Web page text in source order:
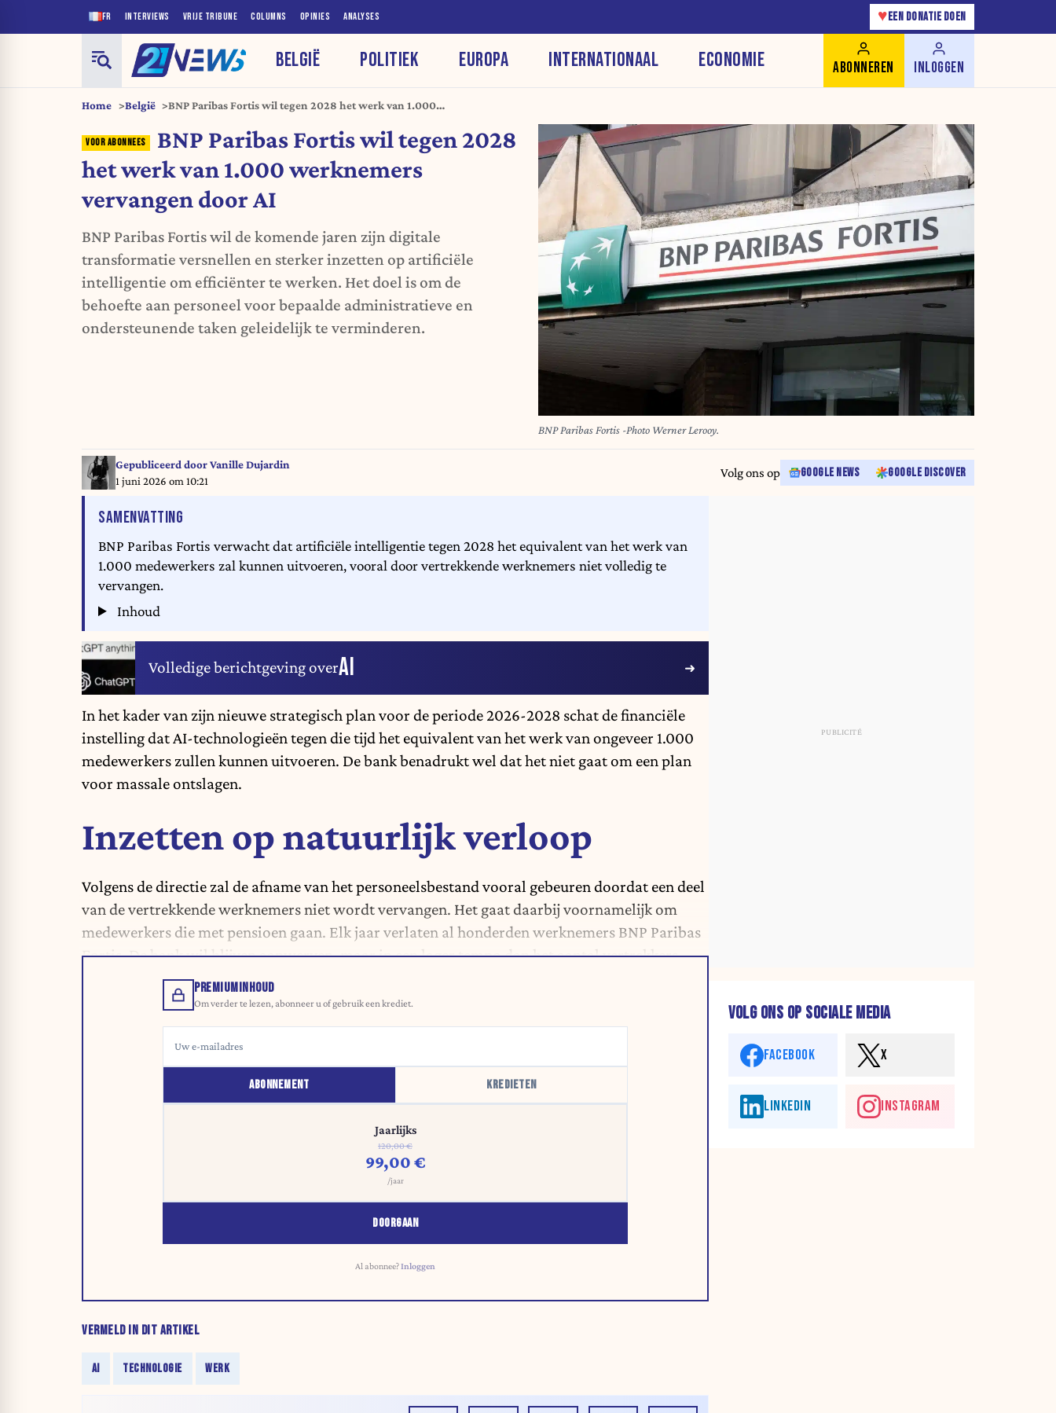
FR INTERVIEWS VRIJE TRIBUNE COLUMNS OPINIES ANALYSES ♥ EEN DONATIE DOEN
BELGIË POLITIEK EUROPA INTERNATIONAAL ECONOMIE ABONNEREN INLOGGEN
Home België
BNP Paribas Fortis wil tegen 2028 het werk van 1.000
BNP Paribas Fortis wil tegen 2028
het werk van 1.000 werknemers
vervangen door AI
BNP Paribas Fortis wil de komende jaren zijn digitale
transformatie versnellen en sterker inzetten op artificiële
intelligentie om efficiënter te werken. Het doel is om de
behoefte aan personeel voor bepaalde administratieve en
ondersteunende taken geleidelijk te verminderen.
BNP Paribas Fortis -Photo Werner Lerooy.
Gepubliceerd doorVanille Dujardin
1 juni 2026 om 10:21
Volg ons op GOOGLE NEWS GOOGLE DISCOVER
SAMENVATTING
BNP Paribas Fortis verwacht dat artificiële intelligentie tegen 2028 het equivalent van het werk van
1.000 medewerkers zal kunnen uitvoeren, vooral door vertrekkende werknemers niet volledig te
vervangen.
Inhoud
Volledige berichtgeving overAI
In het kader van zijn nieuwe strategisch plan voor de periode 2026-2028 schat de financiële
instelling dat AI-technologieën tegen die tijd het equivalent van het werk van ongeveer 1.000
medewerkers zullen kunnen uitvoeren. De bank benadrukt wel dat het niet gaat om een plan
voor massale ontslagen.
Inzetten op natuurlijk verloop
Volgens de directie zal de afname van het personeelsbestand vooral gebeuren doordat een deel
van de vertrekkende werknemers niet wordt vervangen. Het gaat daarbij voornamelijk om
medewerkers die met pensioen gaan. Elk jaar verlaten al honderden werknemers BNP Paribas
Fortis. De bank wil blijven aanwerven, maar in een lager tempo dan het aantal vertrekkers.
PREMIUMINHOUD
Om verder te lezen, abonneer u of gebruik een krediet.
ABONNEMENT KREDIETEN
Jaarlijks
120,00 €
99,00 €
/jaar
DOORGAAN
Al abonnee?Inloggen
VERMELD IN DIT ARTIKEL
AI TECHNOLOGIE WERK
VOLG ONS OP SOCIALE MEDIA
FACEBOOK X
LINKEDIN INSTAGRAM